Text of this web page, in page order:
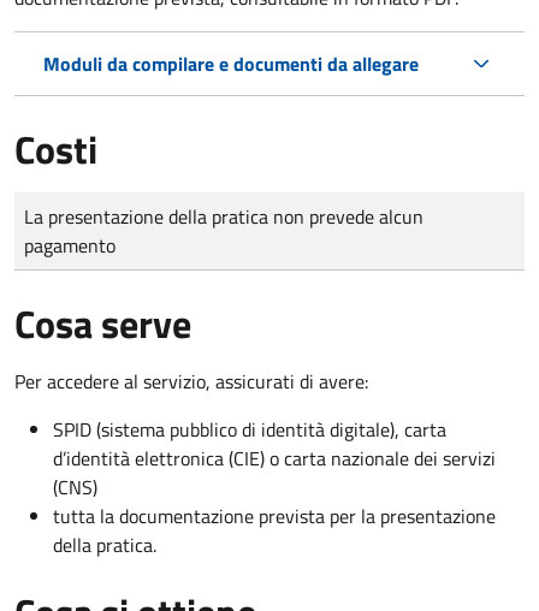
Moduli da compilare e documenti da allegare
Costi
Tipo di pagamento
Importo
La presentazione della pratica non prevede alcun
pagamento
Cosa serve
Per accedere al servizio, assicurati di avere:
SPID (sistema pubblico di identità digitale), carta
d’identità elettronica (CIE) o carta nazionale dei servizi
(CNS)
tutta la documentazione prevista per la presentazione
della pratica.